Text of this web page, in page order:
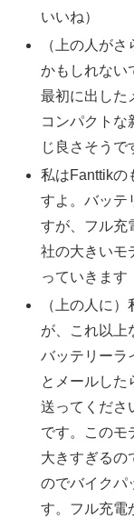
いいね）
（上の人が
かもしれない
最初に出した
コンパクトな
じ良さそうで
私はFanttikの
すよ。バッテ
すが、フル充
社の大きいモ
っていきます
（上の人に
が、これ以上
バッテリーラ
とメールした
送ってくださ
です。このモ
大きすぎるの
のでバイクパ
す。フル充電